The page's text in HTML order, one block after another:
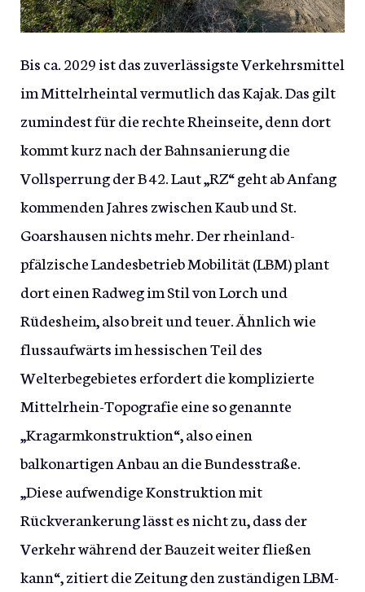
Bis ca. 2029 ist das zuverlässigste Verkehrsmittel
im Mittelrheintal vermutlich das Kajak. Das gilt
zumindest für die rechte Rheinseite, denn dort
kommt kurz nach der Bahnsanierung die
Vollsperrung der B 42. Laut „RZ“ geht ab Anfang
kommenden Jahres zwischen Kaub und St.
Goarshausen nichts mehr. Der rheinland-
pfälzische Landesbetrieb Mobilität (LBM) plant
dort einen Radweg im Stil von Lorch und
Rüdesheim, also breit und teuer. Ähnlich wie
flussaufwärts im hessischen Teil des
Welterbegebietes erfordert die komplizierte
Mittelrhein-Topografie eine so genannte
„Kragarmkonstruktion“, also einen
balkonartigen Anbau an die Bundesstraße.
„Diese aufwendige Konstruktion mit
Rückverankerung lässt es nicht zu, dass der
Verkehr während der Bauzeit weiter fließen
kann“, zitiert die Zeitung den zuständigen LBM-